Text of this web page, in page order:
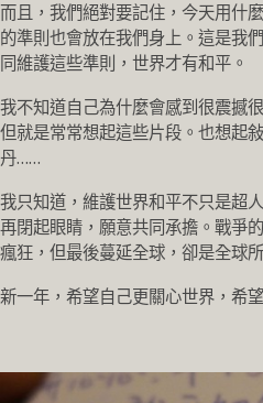
而且，我們絕對要記住，今天用什
的準則也會放在我們身上。這是我
同維護這些準則，世界才有和平。
我不知道自己為什麼會感到很震撼
但就是常常想起這些片段。也想起
丹……
我只知道，維護世界和平不只是超
再閉起眼睛，願意共同承擔。戰爭
瘋狂，但最後蔓延全球，卻是全球
新一年，希望自己更關心世界，希